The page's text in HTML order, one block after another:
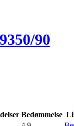
90
Bedømmelse